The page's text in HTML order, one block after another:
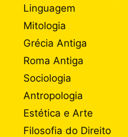
Linguagem
Mitologia
Grécia Antiga
Roma Antiga
Sociologia
Antropologia
Estética e Arte
Filosofia do Direito